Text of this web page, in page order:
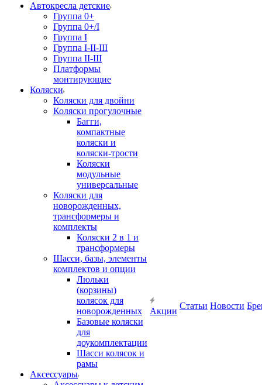
Автокресла детские
Группа 0+
Группа 0+/I
Группа I
Группа I-II-III
Группа II-III
Платформы
монтирующие
Коляски
Коляски для двойни
Коляски прогулочные
Багги,
компактные
коляски и
коляски-трости
Коляски
модульные
универсальные
Коляски для
новорожденных,
трансформеры и
комплекты
Коляски 2 в 1 и
трансформеры
Шасси, базы, элементы
комплектов и опции
Люльки
(корзины)
колясок для
новорожденных
Базовые коляски
для
доукомплектации
Шасси колясок и
рамы
Аксессуары
Акции
Статьи Новости